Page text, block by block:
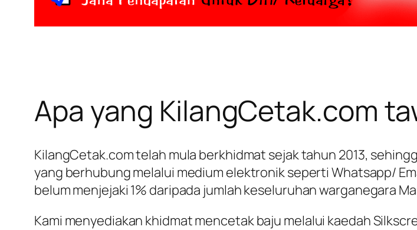
Apa yang KilangCetak.com
KilangCetak.com telah mula berkhidmat sejak tahun 2013,
yang berhubung melalui medium elektronik seperti Whatsapp/
belum menjejaki 1% daripada jumlah keseluruhan warganegara
Kami menyediakan khidmat mencetak baju melalui kaedah